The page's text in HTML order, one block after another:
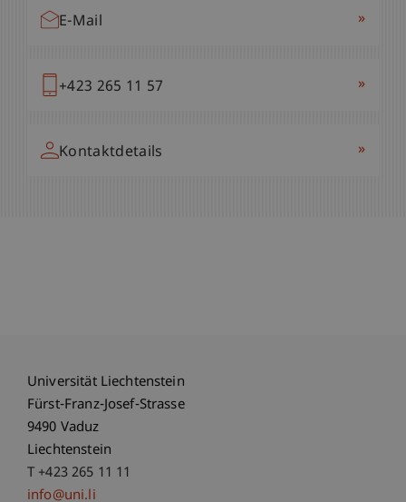
E-Mail »
+423 265 11 57 »
Kontaktdetails »
Universität Liechtenstein
Fürst-Franz-Josef-Strasse
9490 Vaduz
Liechtenstein
T +423 265 11 11
info@uni.li